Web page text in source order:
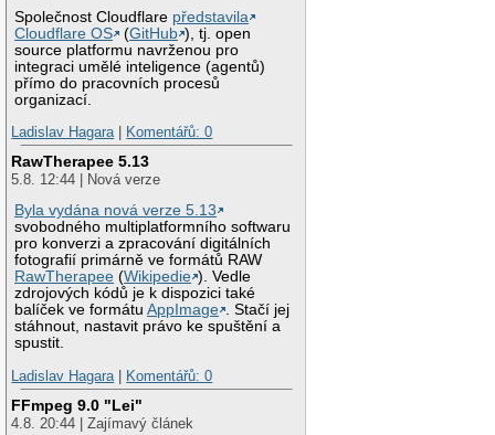
Společnost Cloudflare představila
Cloudflare OS
(GitHub ), tj. open
source platformu navrženou pro
integraci umělé inteligence (agentů)
přímo do pracovních procesů
organizací.
Ladislav Hagara| Komentářů: 0
RawTherapee 5.13
5.8. 12:44 | Nová verze
Byla vydána nová verze 5.13
svobodného multiplatformního softwaru
pro konverzi a zpracování digitálních
fotografií primárně ve formátů RAW
RawTherapee (Wikipedie ). Vedle
zdrojových kódů je k dispozici také
balíček ve formátuAppImage . Stačí jej
stáhnout, nastavit právo ke spuštění a
spustit.
Ladislav Hagara| Komentářů: 0
FFmpeg 9.0 "Lei"
4.8. 20:44 | Zajímavý článek